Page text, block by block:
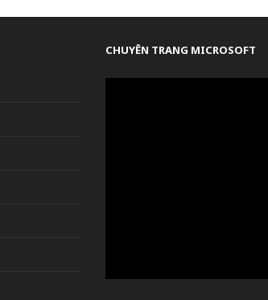
CHUYÊN TRANG MICROSOFT